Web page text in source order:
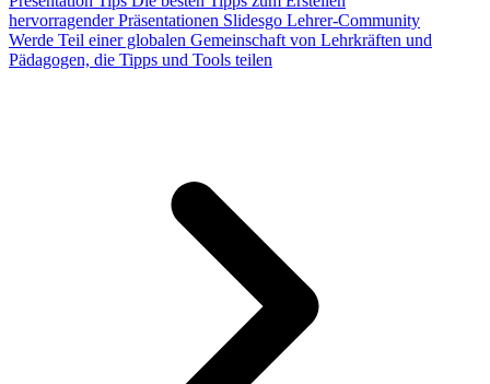
hervorragender Präsentationen Slidesgo Lehrer-Community
Werde Teil einer globalen Gemeinschaft von Lehrkräften und
Pädagogen, die Tipps und Tools teilen